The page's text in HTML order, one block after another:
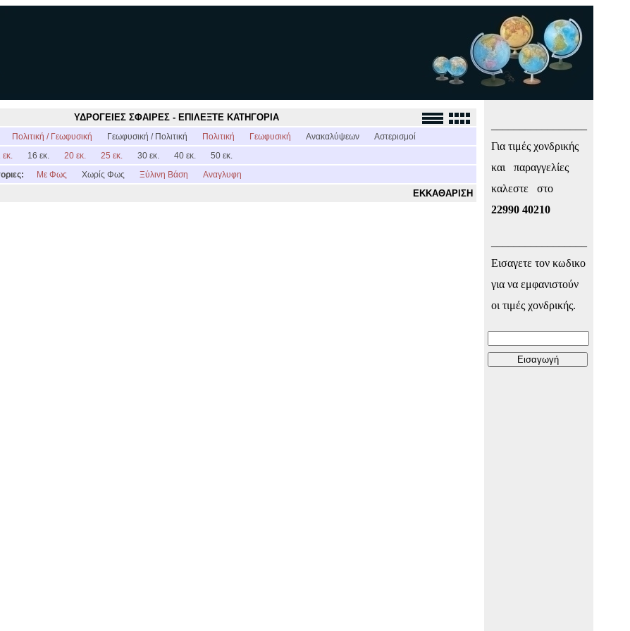
ΥΔΡΟΓΕΙΕΣ ΣΦΑΙΡΕΣ - ΕΠΙΛΕΞΤΕ ΚΑΤΗΓΟΡΙΑ
Πολιτική / Γεωφυσική Γεωφυσική / Πολιτική Πολιτική Γεωφυσική Ανακαλύψεων
Αστερισμοί
εκ. 16 εκ. 20 εκ. 25 εκ. 30 εκ. 40 εκ.
50 εκ.
Με Φως Χωρίς Φως Ξύλινη Βάση Αναγλυφη
ΕΚΚΑΘΑΡΙΣΗ
Για τιμές χονδρικής
και παραγγελίες
καλεστε στο
22990 40210
Εισαγετε τον κωδικο
για να εμφανιστούν
οι τιμές χονδρικής.